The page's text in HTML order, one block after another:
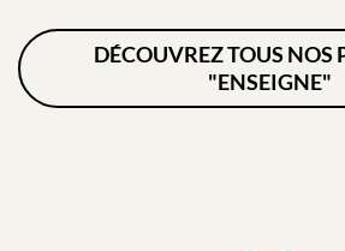
DÉCOUVREZ TOUS NOS
"ENSEIGNE"